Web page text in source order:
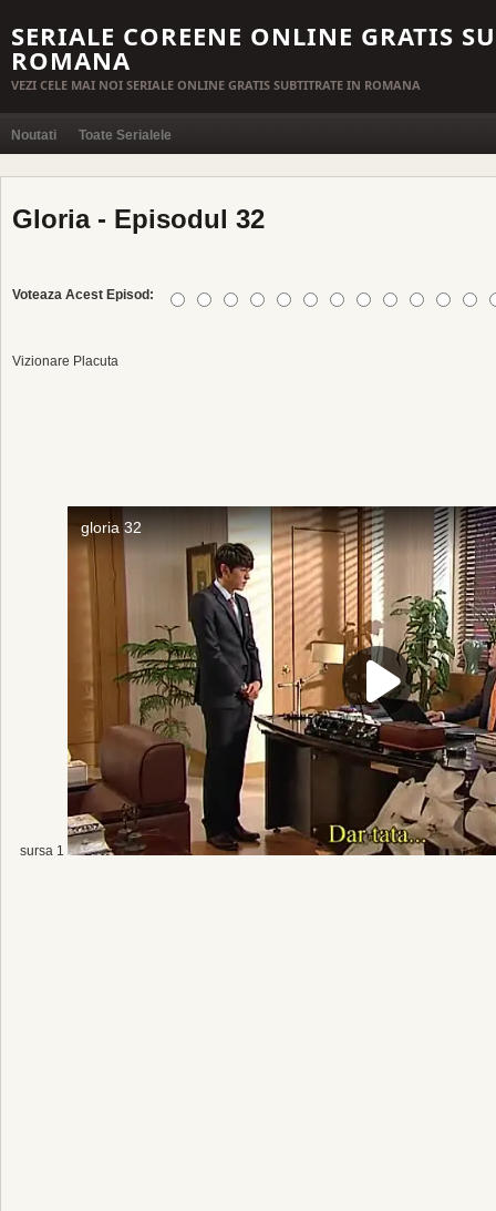
SERIALE COREENE ONLINE GRATIS
ROMANA
VEZI CELE MAI NOI SERIALE ONLINE GRATIS SUBTITRATE IN ROMANA
Noutati Toate Serialele
Gloria - Episodul 32
Voteaza Acest Episod:
Vizionare Placuta
sursa 1